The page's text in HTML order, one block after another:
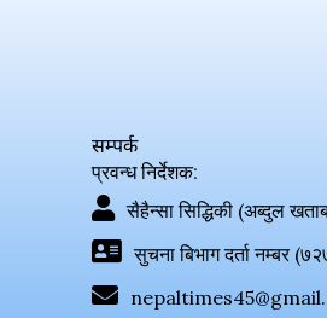
सम्पर्क
प्रवन्ध निर्देशक:
सैहैन्सा सिद्धिकी (अब्दुल
सुचना बिभाग दर्ता नम्बर